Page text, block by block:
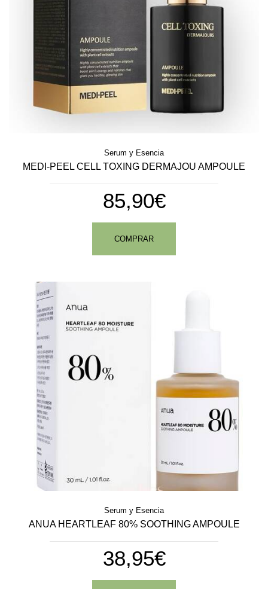
Serum y Esencia
MEDI-PEEL CELL TOXING DERMAJOU AMPOULE
85,90€
COMPRAR
Serum y Esencia
ANUA HEARTLEAF 80% SOOTHING AMPOULE
38,95€